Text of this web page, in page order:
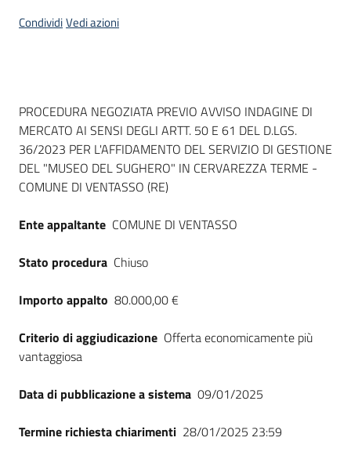
CondividiVedi azioni
Dati del bando
PROCEDURA NEGOZIATA PREVIO AVVISO INDAGINE DI
MERCATO AI SENSI DEGLI ARTT. 50 E 61 DEL D.LGS.
36/2023 PER L'AFFIDAMENTO DEL SERVIZIO DI GESTIONE
DEL "MUSEO DEL SUGHERO" IN CERVAREZZA TERME -
COMUNE DI VENTASSO (RE)
Ente appaltante COMUNE DI VENTASSO
Stato procedura Chiuso
Importo appalto 80.000,00 €
Criterio di aggiudicazione Offerta economicamente più
vantaggiosa
Data di pubblicazione a sistema 09/01/2025
Termine richiesta chiarimenti 28/01/2025 23:59